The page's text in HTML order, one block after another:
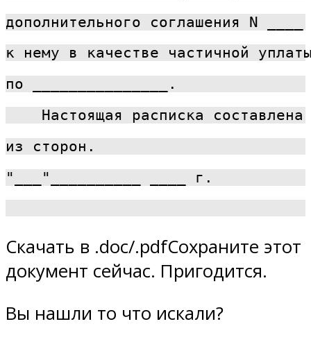
дополнительного соглашения N
к нему в качестве частичной
по _______________.
Настоящая расписка
из сторон.
"___"__________ ____ г.
Скачать в .doc/.pdfСохраните этот
документ сейчас. Пригодится.
Вы нашли то что искали?